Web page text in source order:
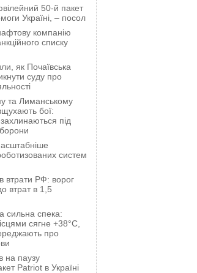
50-й пакет
Україні, – посол
компанію
списку
як Почаївська
суду про
та Лиманському
бої:
захлинаються під
систем
втрати РФ: ворог
втрат в 1,5
сильна спека:
сягне +38°C,
про
на паузу
Patriot в Україні